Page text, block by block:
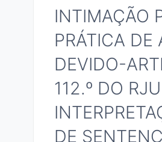
INTIMAÇÃO
PRÁTICA DE
DEVIDO-
112.º DO
DE